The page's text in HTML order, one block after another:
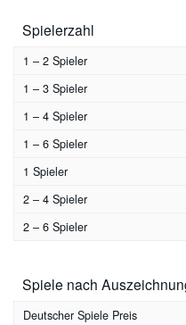
Zuordnungsspiel
Spielerzahl
1 – 2 Spieler
1 – 3 Spieler
1 – 4 Spieler
1 – 6 Spieler
1 Spieler
2 – 4 Spieler
2 – 6 Spieler
Spiele nach
Deutscher Spiele Preis